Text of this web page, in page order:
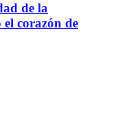
de la
corazón de